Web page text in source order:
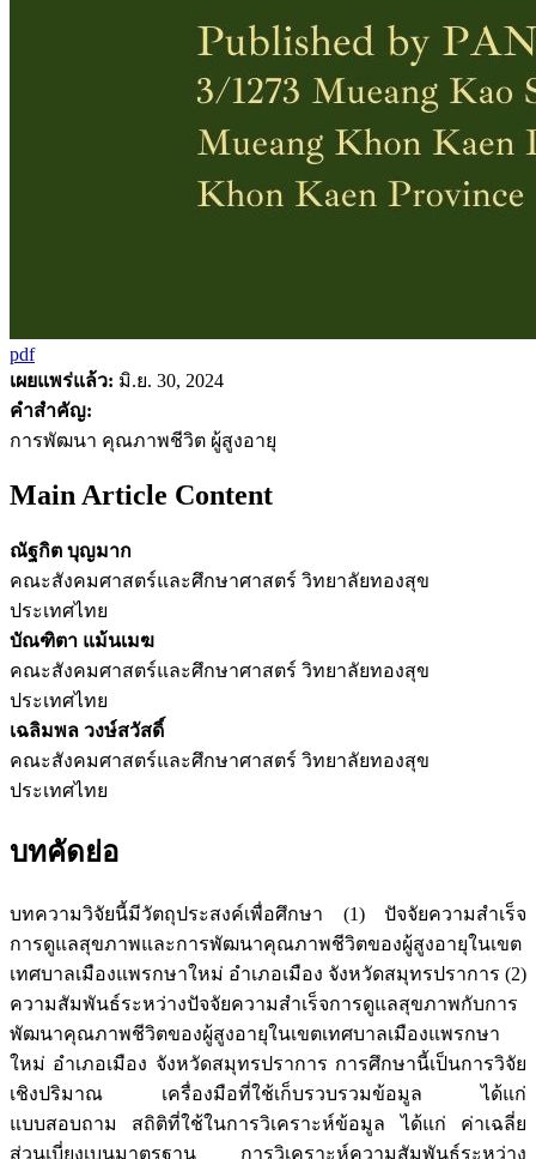
pdf
เผยแพร่แล้ว: มิ.ย. 30, 2024
คำสำคัญ:
การพัฒนา คุณภาพชีวิต ผู้สูงอายุ
Main Article Content
ณัฐกิต บุญมาก
คณะสังคมศาสตร์และศึกษาศาสตร์ วิทยาลัยทองสุข
ประเทศไทย
บัณฑิตา แม้นเมฆ
คณะสังคมศาสตร์และศึกษาศาสตร์ วิทยาลัยทองสุข
ประเทศไทย
เฉลิมพล วงษ์สวัสดิ์
คณะสังคมศาสตร์และศึกษาศาสตร์ วิทยาลัยทองสุข
ประเทศไทย
บทคัดย่อ
บทความวิจัยนี้มีวัตถุประสงค์เพื่อศึกษา (1) ปัจจัยความสำเร็จ
การดูแลสุขภาพและการพัฒนาคุณภาพชีวิตของผู้สูงอายุในเขต
เทศบาลเมืองแพรกษาใหม่ อำเภอเมือง จังหวัดสมุทรปราการ (2)
ความสัมพันธ์ระหว่างปัจจัยความสำเร็จการดูแลสุขภาพกับการ
พัฒนาคุณภาพชีวิตของผู้สูงอายุในเขตเทศบาลเมืองแพรกษา
ใหม่ อำเภอเมือง จังหวัดสมุทรปราการ การศึกษานี้เป็นการวิจัย
เชิงปริมาณ เครื่องมือที่ใช้เก็บรวบรวมข้อมูล ได้แก่
แบบสอบถาม สถิติที่ใช้ในการวิเคราะห์ข้อมูล ได้แก่ ค่าเฉลี่ย
ส่วนเบี่ยงเบนมาตรฐาน การวิเคราะห์ความสัมพันธ์ระหว่าง